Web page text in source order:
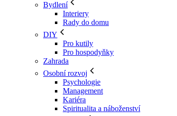
Bydlení
Interiery
Rady do domu
DIY
Pro kutily
Pro hospodyňky
Zahrada
Osobní rozvoj
Psychologie
Management
Kariéra
Spiritualita a náboženství